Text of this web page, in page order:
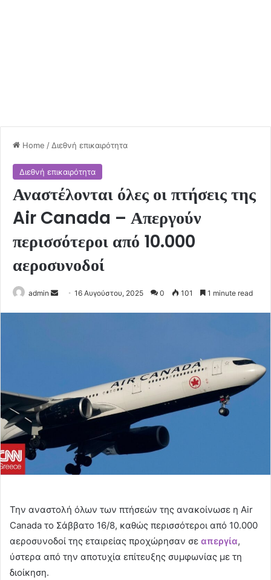
Home / Διεθνή επικαιρότητα
Διεθνή επικαιρότητα
Αναστέλονται όλες οι πτήσεις της
Air Canada – Απεργούν
περισσότεροι από 10.000
αεροσυνοδοί
admin
Send16 Αυγούστου, 2025 0 101 1 minute read
Την αναστολή όλων των πτήσεών της ανακοίνωσε η Air
Canada το Σάββατο 16/8, καθώς περισσότεροι από 10.000
αεροσυνοδοί της εταιρείας προχώρησαν σε απεργία,
ύστερα από την αποτυχία επίτευξης συμφωνίας με τη
διοίκηση.